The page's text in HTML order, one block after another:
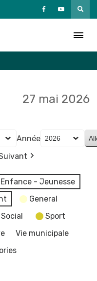
27 mai 2026
Année
Enfance - Jeunesse
General
Social
Sport
Vie municipale